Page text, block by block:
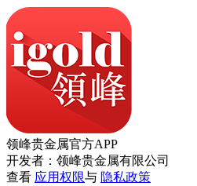
领峰贵金属官方APP
开发者：领峰贵金属有限公司
查看 应用权限与 隐私政策